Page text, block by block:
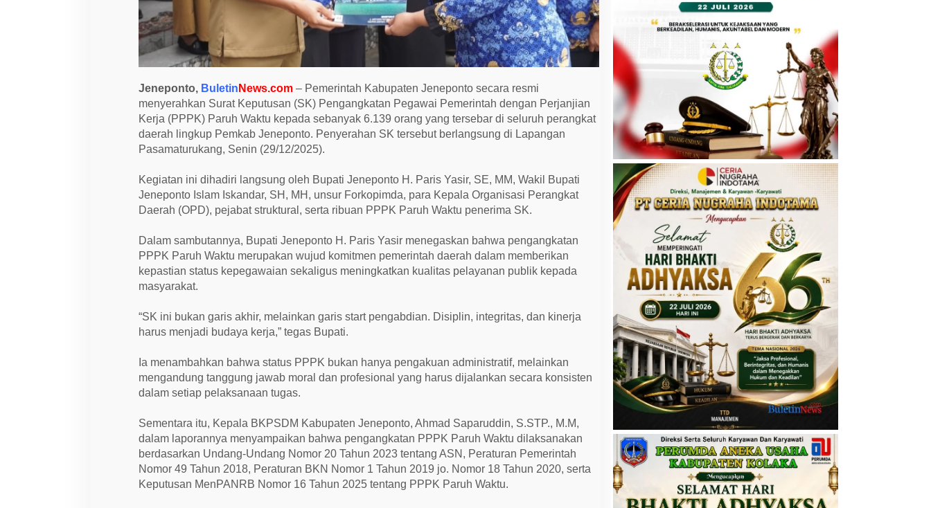
a
a
n
6
3
9
P
P
P
K
P
r
u
h
W
t
Jeneponto, Buletin News.com – Pemerintah Kabupaten Jeneponto secara resmi
menyerahkan Surat Keputusan (SK) Pengangkatan Pegawai Pemerintah dengan Perjanjian
Kerja (PPPK) Paruh Waktu kepada sebanyak 6.139 orang yang tersebar di seluruh perangkat
daerah lingkup Pemkab Jeneponto. Penyerahan SK tersebut berlangsung di Lapangan
Pasamaturukang, Senin (29/12/2025).
Kegiatan ini dihadiri langsung oleh Bupati Jeneponto H. Paris Yasir, SE, MM, Wakil Bupati
Jeneponto Islam Iskandar, SH, MH, unsur Forkopimda, para Kepala Organisasi Perangkat
Daerah (OPD), pejabat struktural, serta ribuan PPPK Paruh Waktu penerima SK.
Dalam sambutannya, Bupati Jeneponto H. Paris Yasir menegaskan bahwa pengangkatan
PPPK Paruh Waktu merupakan wujud komitmen pemerintah daerah dalam memberikan
kepastian status kepegawaian sekaligus meningkatkan kualitas pelayanan publik kepada
masyarakat.
“SK ini bukan garis akhir, melainkan garis start pengabdian. Disiplin, integritas, dan kinerja
harus menjadi budaya kerja,” tegas Bupati.
Ia menambahkan bahwa status PPPK bukan hanya pengakuan administratif, melainkan
mengandung tanggung jawab moral dan profesional yang harus dijalankan secara konsisten
dalam setiap pelaksanaan tugas.
Sementara itu, Kepala BKPSDM Kabupaten Jeneponto, Ahmad Saparuddin, S.STP., M.M,
dalam laporannya menyampaikan bahwa pengangkatan PPPK Paruh Waktu dilaksanakan
berdasarkan Undang-Undang Nomor 20 Tahun 2023 tentang ASN, Peraturan Pemerintah
Nomor 49 Tahun 2018, Peraturan BKN Nomor 1 Tahun 2019 jo. Nomor 18 Tahun 2020, serta
Keputusan MenPANRB Nomor 16 Tahun 2025 tentang PPPK Paruh Waktu.